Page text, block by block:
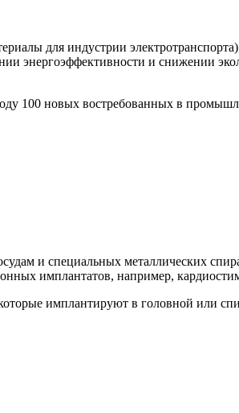
для индустрии
энергоэффективности и снижении
100 новых востребованных в
и специальных металлических
имплантатов, например,
имплантируют в головной или